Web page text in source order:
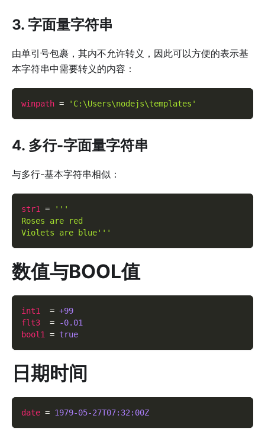
3. 字面量字符串
由单引号包裹，其内不允许转义，因此可以方便的表示基
本字符串中需要转义的内容：
winpath = 'C:\Users\nodejs\templates'
4. 多行-字面量字符串
与多行-基本字符串相似：
str1 =
'''
Roses are red
Violets are blue'''
数值与BOOL值
int1 = +99
flt3
=
-0.01
bool1 = true
日期时间
date = 1979-05-27T07:32:00Z